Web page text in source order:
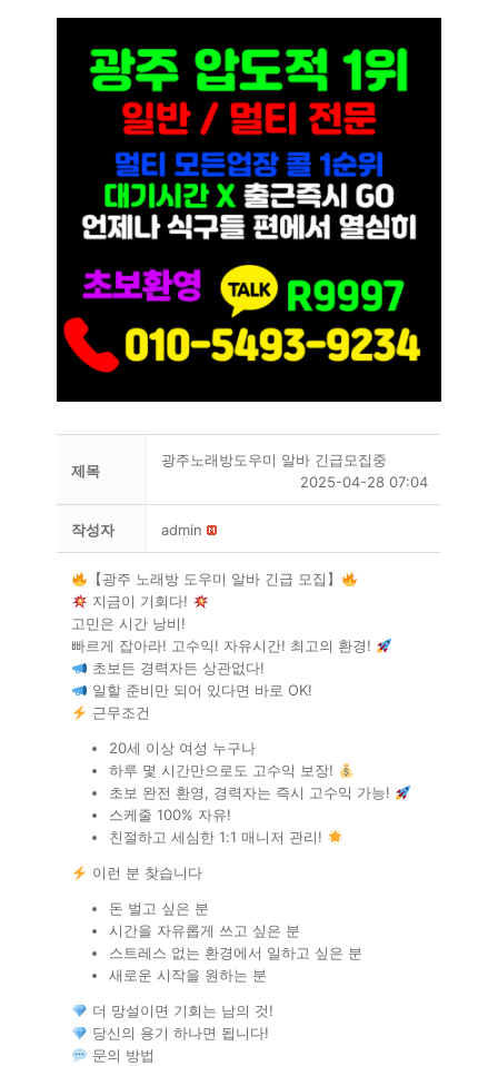
제목
광주노래방도우미 알바 긴급모집중
2025-04-28 07:04
작성자 admin
【광주 노래방 도우미 알바 긴급 모집】
지금이 기회다!
고민은 시간 낭비!
빠르게 잡아라! 고수익! 자유시간! 최고의 환경!
초보든 경력자든 상관없다!
일할 준비만 되어 있다면 바로 OK!
근무조건
20세 이상 여성 누구나
하루 몇 시간만으로도 고수익 보장!
초보 완전 환영, 경력자는 즉시 고수익 가능!
스케줄 100% 자유!
친절하고 세심한 1:1 매니저 관리!
이런 분 찾습니다
돈 벌고 싶은 분
시간을 자유롭게 쓰고 싶은 분
스트레스 없는 환경에서 일하고 싶은 분
새로운 시작을 원하는 분
더 망설이면 기회는 남의 것!
당신의 용기 하나면 됩니다!
문의 방법